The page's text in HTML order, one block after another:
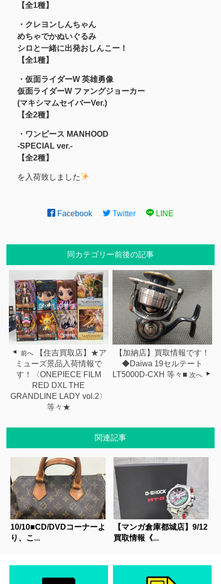
【全1種】
・クレヨンしんちゃん
めちゃでかぬいぐるみ
シロと一緒に出発おしんこー！
【全1種】
・仮面ライダーW 英雄勇像
仮面ライダーW ファングジョーカー
(マキシマムセイバーVer.)
【全2種】
・ワンピース MANHOOD
-SPECIAL ver.-
【全2種】
を入荷致しました
Facebook Twitter LINE
同カテゴリー前後の記事
前へ
【住吉買取店】★ア
ミューズ景品入荷情報で
す！〈ONEPIECE FILM
RED DXL THE
GRANDLINE LADY vol.2〉
等々★
【加納店】買取情報です！
◆Daiwa 19セルテート
LT5000D-CXH 等々■ 次へ
関連記事
10/10■CD/DVDコーナーよ
り、こ...
【マンガ倉庫都城店】9/12
買取情報《...